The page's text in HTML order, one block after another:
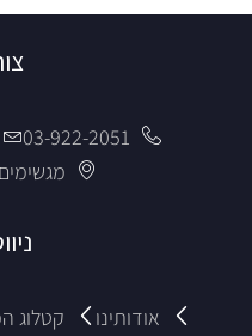
03-922-2051
מגשימים 20, פתח תקווה
אודותינו קטלוג